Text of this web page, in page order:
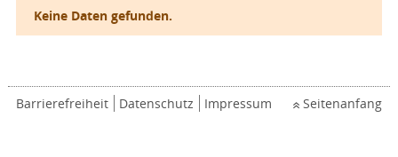
Keine Daten gefunden.
Barrierefreiheit Datenschutz Impressum Seitenanfang